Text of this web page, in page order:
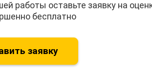
работы оставьте заявку на
бесплатно
заявку